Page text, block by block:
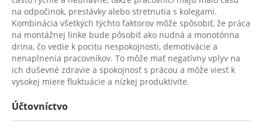
na odpočinok, prestávky alebo stretnutia s kolegami.
Kombinácia všetkých týchto faktorov môže spôsobiť, že práca
na montážnej linke bude pôsobiť ako nudná a monotónna
drina, čo vedie k pocitu nespokojnosti, demotivácie a
nenaplnenia pracovníkov. To môže mať negatívny vplyv na
ich duševné zdravie a spokojnosť s prácou a môže viesť k
vysokej miere fluktuácie a nízkej produktivite.
Účtovníctvo